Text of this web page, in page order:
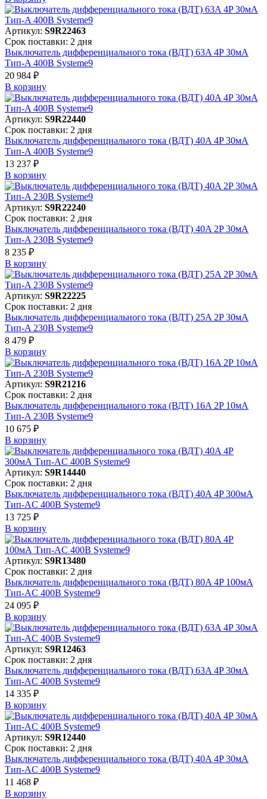
Артикул: S9R22463
Срок поставки: 2 дня
Выключатель дифференциального тока (ВДТ) 63A 4P 30мА
Тип-A 400В Systeme9
20 984 ₽
В корзинy
Артикул: S9R22440
Срок поставки: 2 дня
Выключатель дифференциального тока (ВДТ) 40A 4P 30мА
Тип-A 400В Systeme9
13 237 ₽
В корзинy
Артикул: S9R22240
Срок поставки: 2 дня
Выключатель дифференциального тока (ВДТ) 40A 2P 30мА
Тип-A 230В Systeme9
8 235 ₽
В корзинy
Артикул: S9R22225
Срок поставки: 2 дня
Выключатель дифференциального тока (ВДТ) 25A 2P 30мА
Тип-A 230В Systeme9
8 479 ₽
В корзинy
Артикул: S9R21216
Срок поставки: 2 дня
Выключатель дифференциального тока (ВДТ) 16A 2P 10мА
Тип-A 230В Systeme9
10 675 ₽
В корзинy
Артикул: S9R14440
Срок поставки: 2 дня
Выключатель дифференциального тока (ВДТ) 40A 4P 300мА
Тип-AC 400В Systeme9
13 725 ₽
В корзинy
Артикул: S9R13480
Срок поставки: 2 дня
Выключатель дифференциального тока (ВДТ) 80A 4P 100мА
Тип-AC 400В Systeme9
24 095 ₽
В корзинy
Артикул: S9R12463
Срок поставки: 2 дня
Выключатель дифференциального тока (ВДТ) 63A 4P 30мА
Тип-AC 400В Systeme9
14 335 ₽
В корзинy
Артикул: S9R12440
Срок поставки: 2 дня
Выключатель дифференциального тока (ВДТ) 40A 4P 30мА
Тип-AC 400В Systeme9
11 468 ₽
В корзинy